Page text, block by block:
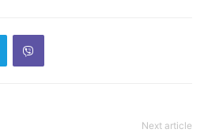
Next article